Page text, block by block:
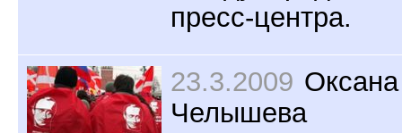
пресс-центра.
23.3.2009 Оксана
Челышева